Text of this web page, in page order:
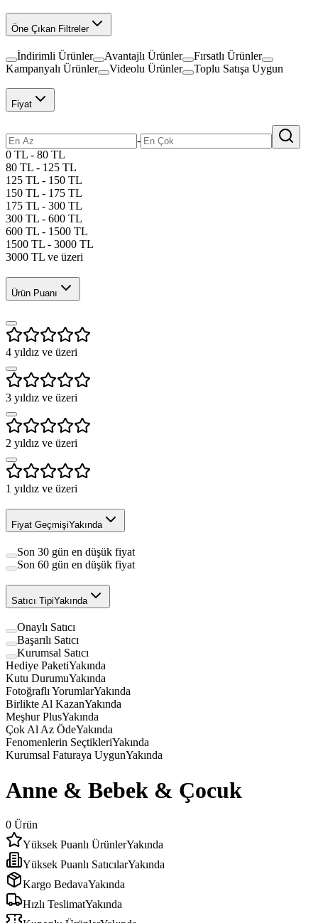
Öne Çıkan Filtreler
İndirimli Ürünler Avantajlı Ürünler
Fırsatlı Ürünler
Kampanyalı Ürünler
Videolu Ürünler Toplu Satışa Uygun
Fiyat
-
0 TL - 80 TL
80 TL - 125 TL
125 TL - 150 TL
150 TL - 175 TL
175 TL - 300 TL
300 TL - 600 TL
600 TL - 1500 TL
1500 TL - 3000 TL
3000 TL ve üzeri
Ürün Puanı
4 yıldız ve üzeri
3 yıldız ve üzeri
2 yıldız ve üzeri
1 yıldız ve üzeri
Fiyat GeçmişiYakında
Son 30 gün en düşük fiyat
Son 60 gün en düşük fiyat
Satıcı TipiYakında
Onaylı Satıcı
Başarılı Satıcı
Kurumsal Satıcı
Hediye PaketiYakında
Kutu DurumuYakında
Fotoğraflı YorumlarYakında
Birlikte Al KazanYakında
Meşhur PlusYakında
Çok Al Az ÖdeYakında
Fenomenlerin SeçtikleriYakında
Kurumsal Faturaya UygunYakında
Anne & Bebek & Çocuk
0 Ürün
Yüksek Puanlı ÜrünlerYakında
Yüksek Puanlı SatıcılarYakında
Kargo BedavaYakında
Hızlı TeslimatYakında